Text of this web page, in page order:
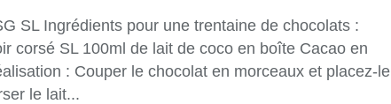
SL Ingrédients pour une trentaine de chocolats :
corsé SL 100ml de lait de coco en boîte Cacao en
: Couper le chocolat en morceaux et placez-le
le lait...